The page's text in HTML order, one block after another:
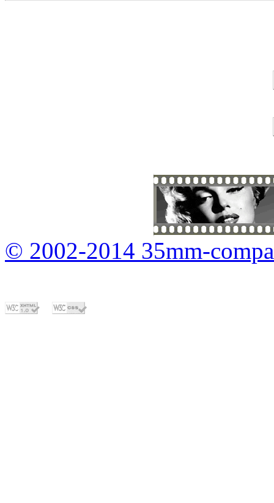
© 2002-2014 35mm-